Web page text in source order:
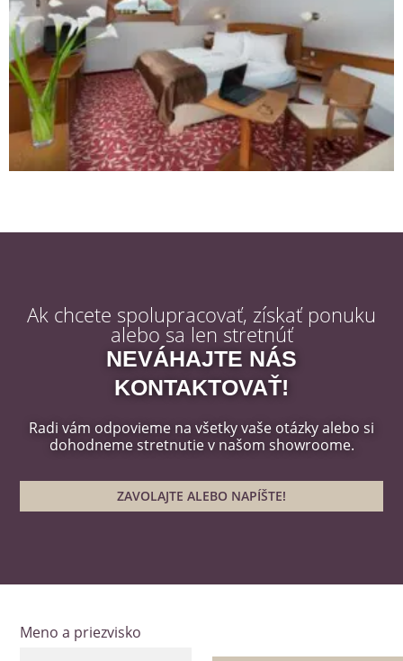
Ak chcete spolupracovať, získať ponuku
alebo sa len stretnúť
NEVÁHAJTE NÁS
KONTAKTOVAŤ!
Radi vám odpovieme na všetky vaše otázky alebo si
dohodneme stretnutie v našom showroome.
ZAVOLAJTE ALEBO NAPÍŠTE!
Meno a priezvisko